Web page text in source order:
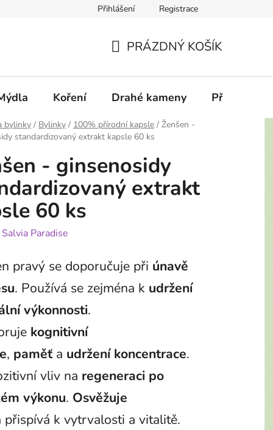
Přihlášení Registrace
KOŠÍK
PRÁZDNÝ KOŠÍK
Koření Drahé kameny
bylinky / Bylinky / 100% přírodní kapsle / Ženšen -
standardizovaný extrakt kapsle 60 ks
- ginsenosidy
extrakt
60 ks
Salvia Paradise
pravý se doporučuje při únavě
. Používá se zejména k udržení
výkonnosti.
kognitivní
, paměťa udržení koncentrace.
vliv na regeneraci po
výkonu. Osvěžuje
k vytrvalosti a vitalitě.